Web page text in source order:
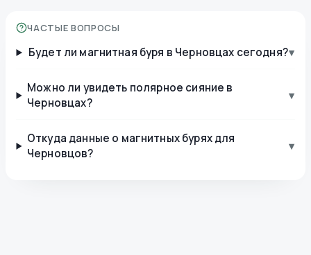
ЧАСТЫЕ ВОПРОСЫ
Будет ли магнитная буря в Черновцах сегодня?▾
Можно ли увидеть полярное сияние в
Черновцах?
▾
Откуда данные о магнитных бурях для
Черновцов?
▾